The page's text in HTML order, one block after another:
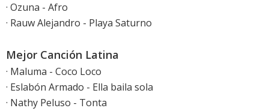
· Ozuna - Afro
· Rauw Alejandro - Playa Saturno
Mejor Canción Latina
· Maluma - Coco Loco
· Eslabón Armado - Ella baila sola
· Nathy Peluso - Tonta